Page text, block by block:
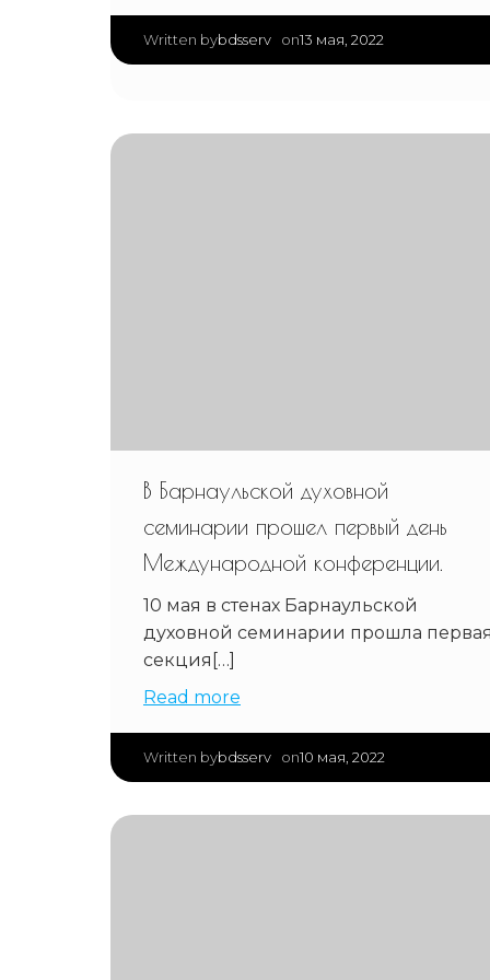
Written bybdsserv on13 мая, 2022
В Барнаульской духовной
семинарии прошел первый день
Международной конференции.
10 мая в стенах Барнаульской
духовной семинарии прошла
секция[…]
Read more
Written bybdsserv on10 мая, 2022